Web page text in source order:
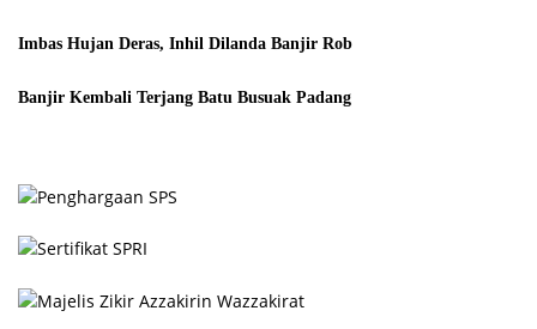
Imbas Hujan Deras, Inhil Dilanda Banjir Rob
Banjir Kembali Terjang Batu Busuak Padang